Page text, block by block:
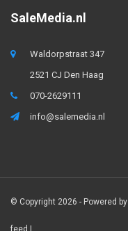
SaleMedia.nl
Waldorpstraat 347
2521 CJ Den Haag
070-2629111
info@salemedia.nl
© Copyright 2026 - Powered by
feed |